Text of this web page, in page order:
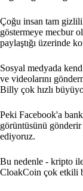
Çoğu insan tam
göstermeye mecbur
paylaştığı üzerinde
Sosyal medyada
ve videolarını
Billy çok hızlı
Peki Facebook'a
görüntüsünü gönderir
ediyoruz.
Bu nedenle - kripto
CloakCoin çok etkili